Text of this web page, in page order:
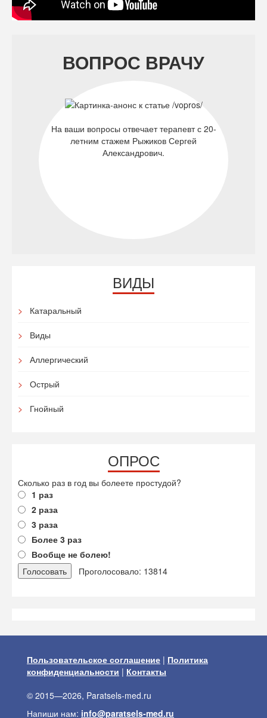
ВОПРОС ВРАЧУ
На ваши вопросы отвечает терапевт с 20-
летним стажем Рыжиков Сергей
Александрович.
ВИДЫ
Катаральный
Виды
Аллергический
Острый
Гнойный
ОПРОС
Сколько раз в год вы болеете простудой?
1 раз
2 раза
3 раза
Более 3 раз
Вообще не болею!
Проголосовало: 13814
Пользовательское соглашение | Политика
конфиденциальности | Контакты
© 2015—2026, Paratsels-med.ru
Напиши нам: info@paratsels-med.ru